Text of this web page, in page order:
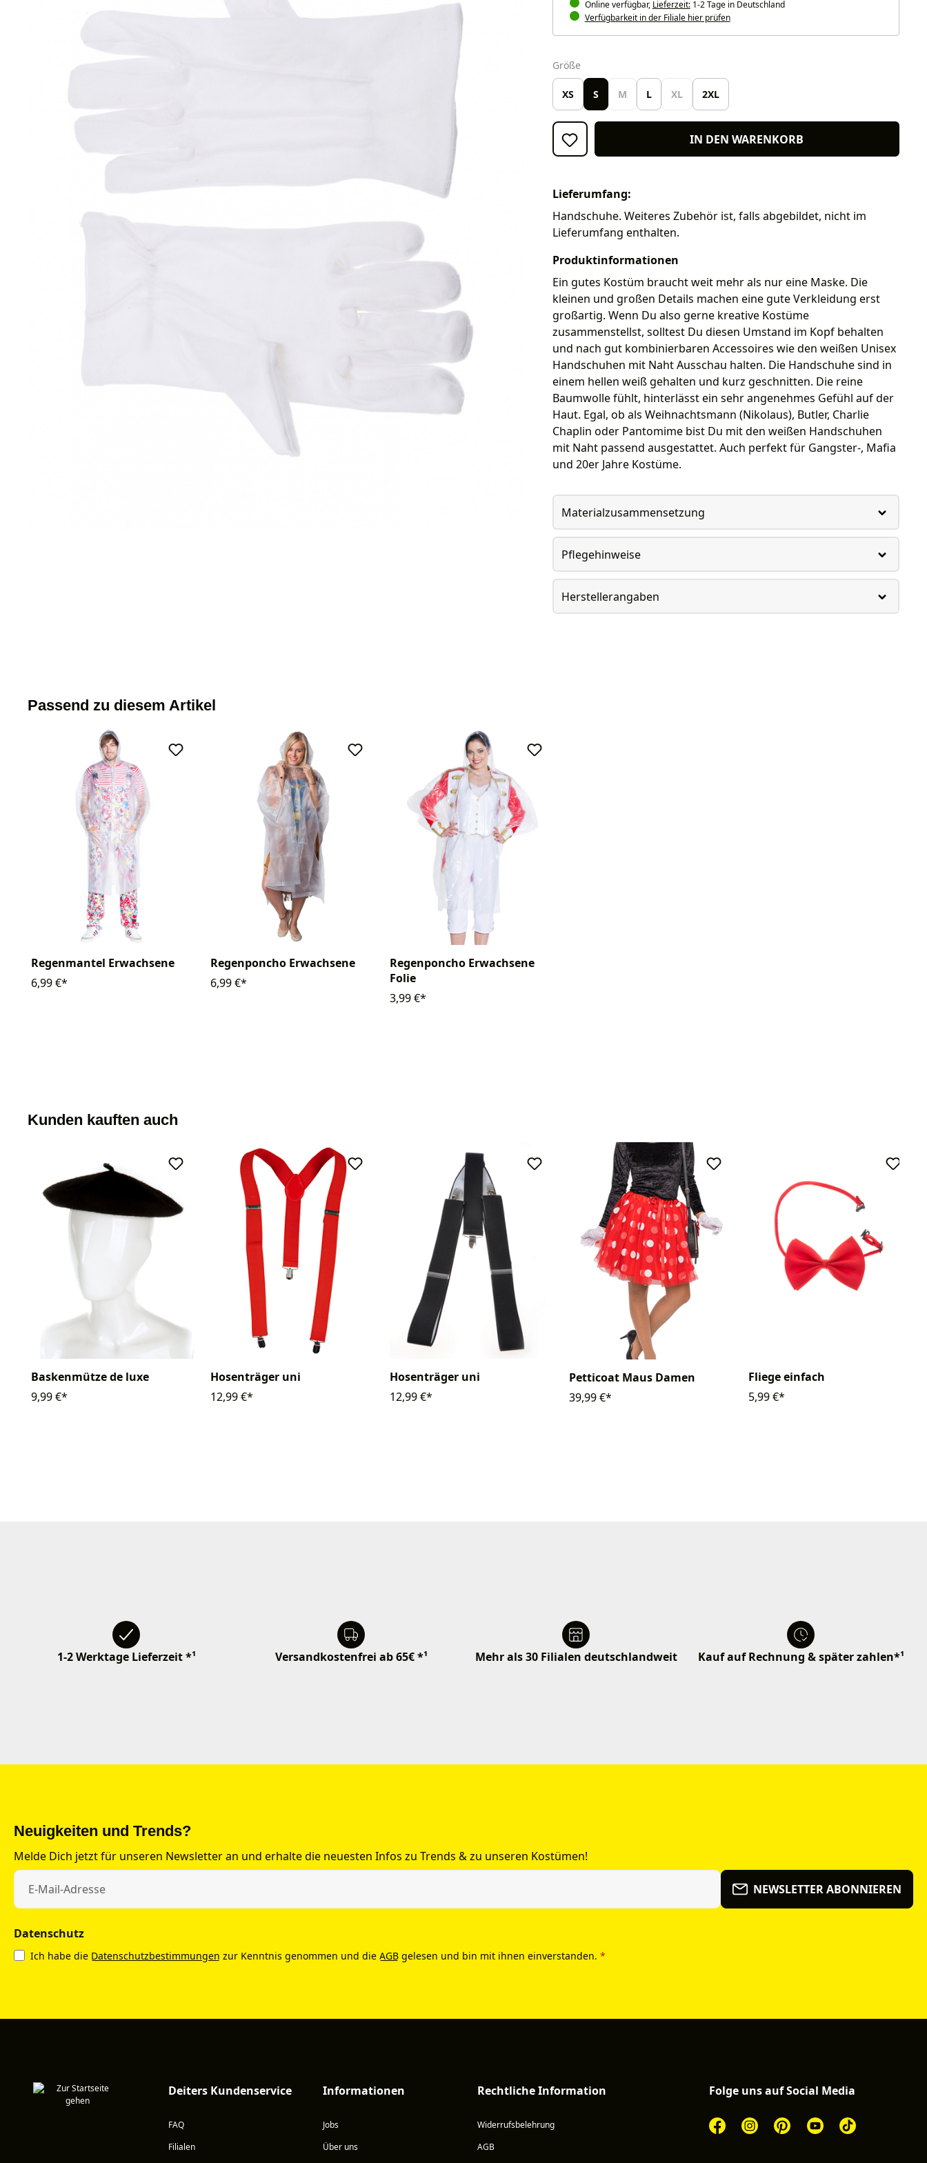
Online verfügbar, Lieferzeit:1-2 Tage in Deutschland
Verfügbarkeit in der Filiale hier prüfen
Größeauswählen
XS S M L XL 2XL
IN DEN WARENKORB
Lieferumfang:
Handschuhe. Weiteres Zubehör ist, falls abgebildet, nicht im
Lieferumfang enthalten.
Produktinformationen
Ein gutes Kostüm braucht weit mehr als nur eine Maske. Die
kleinen und großen Details machen eine gute Verkleidung erst
großartig. Wenn Du also gerne kreative Kostüme
zusammenstellst, solltest Du diesen Umstand im Kopf behalten
und nach gut kombinierbaren Accessoires wie den weißen Unisex
Handschuhen mit Naht Ausschau halten. Die Handschuhe sind in
einem hellen weiß gehalten und kurz geschnitten. Die reine
Baumwolle fühlt, hinterlässt ein sehr angenehmes Gefühl auf der
Haut. Egal, ob als Weihnachtsmann (Nikolaus), Butler, Charlie
Chaplin oder Pantomime bist Du mit den weißen Handschuhen
mit Naht passend ausgestattet. Auch perfekt für Gangster-, Mafia
und 20er Jahre Kostüme.
Materialzusammensetzung
Pflegehinweise
Herstellerangaben
Passend zu diesem Artikel
Regenmantel Erwachsene
6,99 €*
Regenponcho Erwachsene
6,99 €*
Regenponcho Erwachsene
Folie
3,99 €*
Kunden kauften auch
Baskenmütze de luxe
9,99 €*
Hosenträger uni
12,99 €*
Hosenträger uni
12,99 €*
Petticoat Maus Damen
39,99 €*
Fliege einfach
5,99 €*
1-2 Werktage Lieferzeit *¹ Versandkostenfrei ab 65€ *¹ Mehr als 30 Filialen deutschlandweit Kauf auf Rechnung & später zahlen*¹
Neuigkeiten und Trends?
Melde Dich jetzt für unseren Newsletter an und erhalte die neuesten Infos zu Trends & zu unseren Kostümen!
NEWSLETTER ABONNIEREN
Datenschutz
Ich habe die Datenschutzbestimmungen zur Kenntnis genommen und die AGB gelesen und bin mit ihnen einverstanden. *
Deiters Kundenservice
FAQ
Filialen
Informationen
Jobs
Über uns
Rechtliche Information
Widerrufsbelehrung
AGB
Folge uns auf Social Media